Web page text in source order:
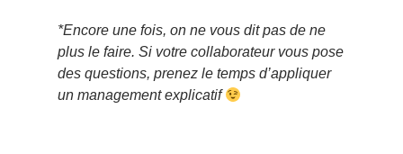
*Encore une fois, on ne vous dit pas de ne
plus le faire. Si votre collaborateur vous pose
des questions, prenez le temps d’appliquer
un management explicatif